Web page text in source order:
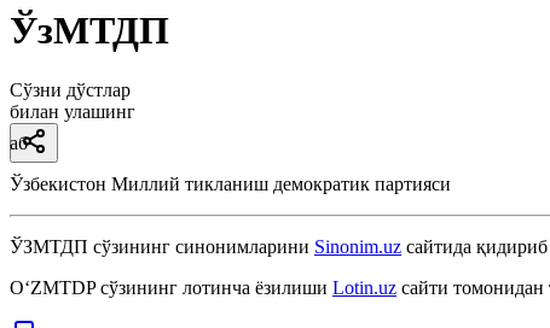
ЎзМТДП
Сўзни дўстлар
билан улашинг
аб
Ўзбекистон Миллий тикланиш демократик партияси
ЎЗМТДП сўзининг синонимларини Sinonim.uz сайтида
O‘ZMTDPсўзининг лотинча ёзилиши Lotin.uz сайти